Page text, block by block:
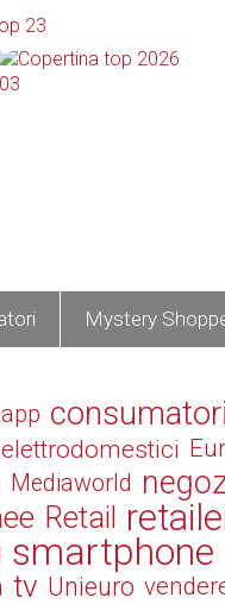
Mystery
app consumatori
elettrodomestici
Mediaworld
Retail
smartphone
tv Unieuro